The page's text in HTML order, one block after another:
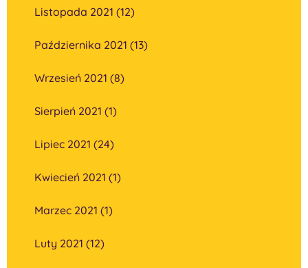
Listopada 2021 (12)
Października 2021 (13)
Wrzesień 2021 (8)
Sierpień 2021 (1)
Lipiec 2021 (24)
Kwiecień 2021 (1)
Marzec 2021 (1)
Luty 2021 (12)